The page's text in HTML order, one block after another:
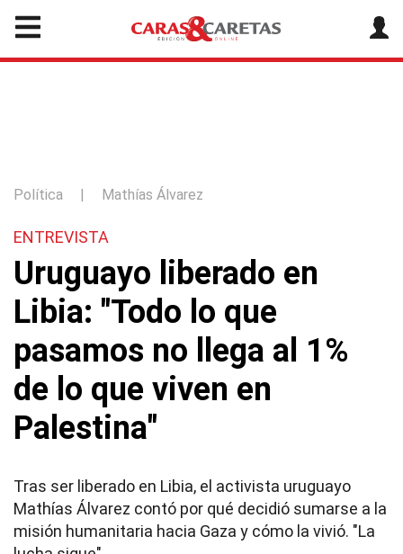
Política | Mathías Álvarez
ENTREVISTA
Uruguayo liberado en
Libia: "Todo lo que
pasamos no llega al 1%
de lo que viven en
Palestina"
Tras ser liberado en Libia, el activista uruguayo
Mathías Álvarez contó por qué decidió sumarse a la
misión humanitaria hacia Gaza y cómo la vivió. "La